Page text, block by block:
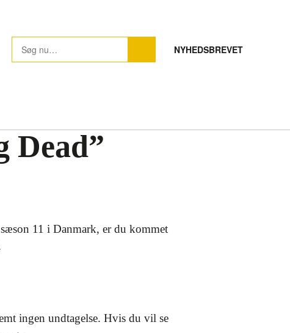
NYHEDSBREVET
Dead”
11 i Danmark, er du kommet
ingen undtagelse. Hvis du vil se